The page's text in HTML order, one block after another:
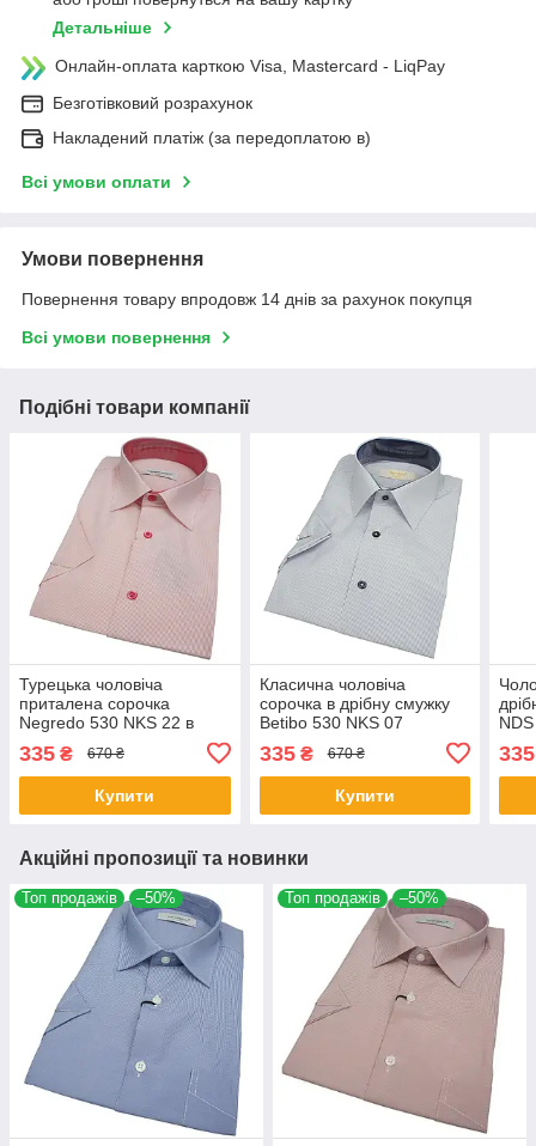
Детальніше
Онлайн-оплата карткою Visa, Mastercard - LiqPay
Безготівковий розрахунок
Накладений платіж (за передоплатою в)
Всі умови оплати
Умови повернення
Повернення товару впродовж 14 днів за рахунок покупця
Всі умови повернення
Подібні товари компанії
Турецька чоловіча
приталена сорочка
Negredo 530 NKS 22 в
335 ₴ 670 ₴
Купити
Класична чоловіча
сорочка в дрібну смужку
Betibo 530 NKS 07
335₴ 670 ₴
Купити
335
Акційні пропозиції та новинки
Топ продажів –50% Топ продажів –50%